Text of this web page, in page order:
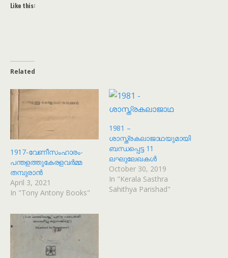
Like this:
Related
1917-വേണീസംഹാരം-
പന്തളത്തുകേരളവര്‍മ്മ
തമ്പുരാന്‍
April 3, 2021
In "Tony Antony Books"
1981 –
ശാസ്ത്രകലാജാഥയുമായി
ബന്ധപ്പെട്ട 11
ലഘുലേഖകൾ
October 30, 2019
In "Kerala Sasthra
Sahithya Parishad"